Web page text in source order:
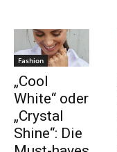
Fashion
„Cool
White“ oder
„Crystal
Shine“: Die